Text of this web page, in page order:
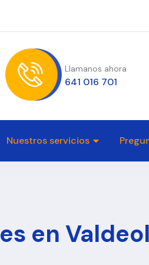
Llamanos ahora
641 016 701
Nuestros servicios
en